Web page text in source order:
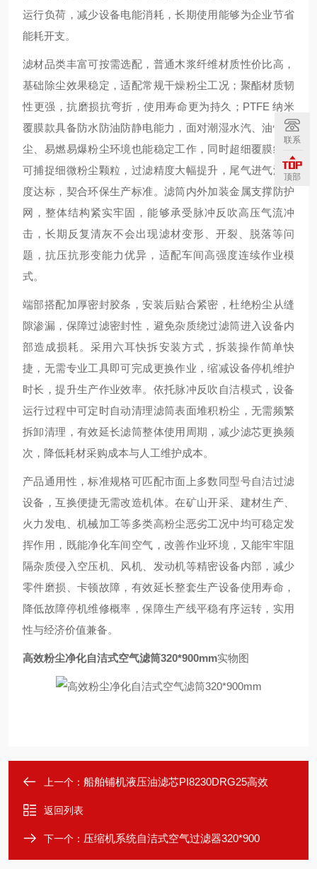
运行负荷，减少设备电能消耗，长期使用能够为企业节省
能耗开支。
滤材品类丰富可按需选配，普通木浆纤维材质性价比高，
基础除尘效果稳定，适配常规干燥粉尘工况；聚酯材质韧
性更强，抗磨损抗弯折，使用寿命更为持久；PTFE 纳米
覆膜款具备防水防油防静电能力，面对潮湿水汽、油性粉
尘、易燃易爆粉尘环境也能稳定工作，同时超细覆膜结构
可捕捉细微粉尘颗粒，过滤精度大幅提升，尾气进气洁净
度达标，契合环保生产标准。滤筒内外加装金属支撑防护
网，整体结构紧实牢固，能够承受脉冲反吹高压气流冲
击，长期反复清灰不会出现滤材变形、开裂、脱落等问
题，抗压抗形变能力优异，适配车间高强度连续作业模
式。
端部搭配加厚密封胶条，安装后贴合紧密，杜绝粉尘从缝
隙渗漏，保障过滤密封性，避免杂质绕过滤筒进入设备内
部造成损耗。采用六耳快拆安装方式，拆装操作简单快
捷，无需专业工具即可完成更换作业，缩减设备停机维护
时长，提升生产作业效率。依托脉冲反吹自洁模式，设备
运行过程中可定时自动清理滤筒表面堆积粉尘，无需频繁
拆卸清理，有效延长滤筒整体使用周期，减少滤芯更换频
次，降低耗材采购成本与人工维护成本。
产品通用性，标准规格可匹配市面上多数同型号自洁过滤
设备，互换便捷无需改造机体。在矿山开采、建材生产、
火力发电、机械加工等多类高粉尘恶劣工况中均可稳定发
挥作用，既能净化车间空气，改善作业环境，又能牢牢阻
隔杂质侵入空压机、风机、发动机等精密设备内部，减少
零件磨损、卡顿故障，有效延长整套生产设备使用寿命，
降低故障停机维修概率，保障生产线平稳有序运转，实用
性与经济价值兼备。
高效粉尘净化自洁式空气滤筒320*900mm实物图
上一个： 船舶铺机液压油滤芯PI8230DRG25高效
返回列表
下一个： 压缩机系统自洁式空气过滤器320*900
联系
顶部